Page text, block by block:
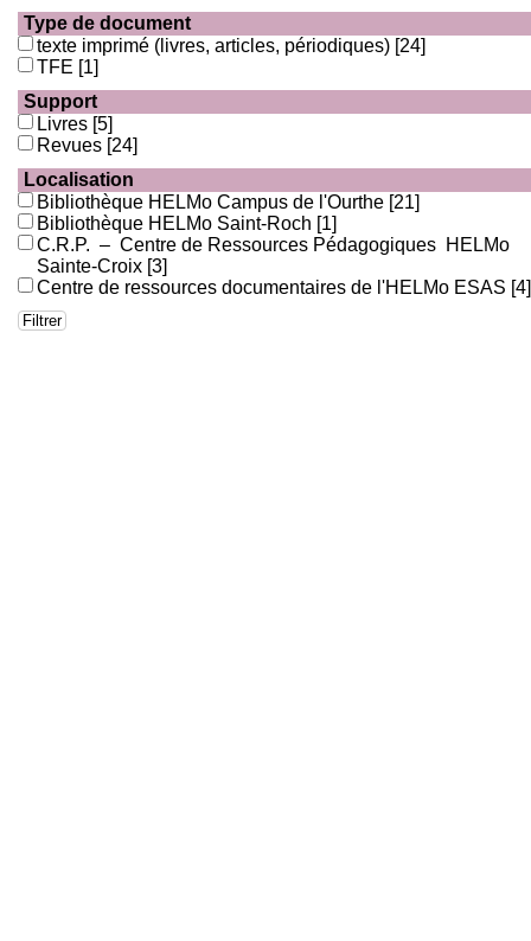
Type de document
texte imprimé (livres, articles, périodiques) [24]
TFE [1]
Support
Livres [5]
Revues [24]
Localisation
Bibliothèque HELMo Campus de l'Ourthe [21]
Bibliothèque HELMo Saint-Roch [1]
C.R.P. – Centre de Ressources Pédagogiques HELMo
Sainte-Croix [3]
Centre de ressources documentaires de l'HELMo ESAS [4]